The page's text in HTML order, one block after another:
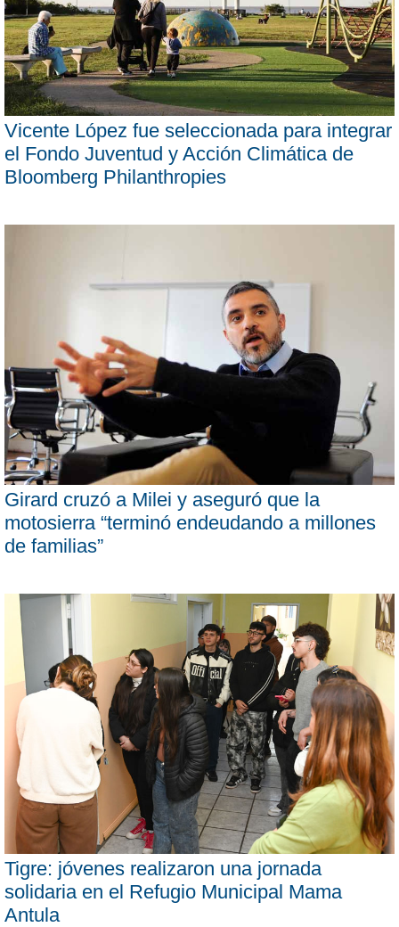
Vicente López fue seleccionada para integrar
el Fondo Juventud y Acción Climática de
Bloomberg Philanthropies
Girard cruzó a Milei y aseguró que la
motosierra “terminó endeudando a millones
de familias”
Tigre: jóvenes realizaron una jornada
solidaria en el Refugio Municipal Mama
Antula